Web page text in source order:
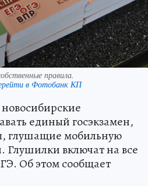
правила.
в Фотобанк КП
единый госэкзамен,
глушащие мобильную
Глушилки включат на все
Об этом сообщает